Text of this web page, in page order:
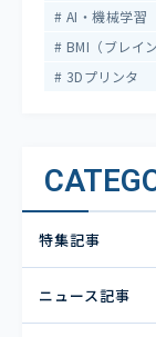
AI・機械学習
BMI（ブレイ
3Dプリンタ
特集記事
ニュース記事